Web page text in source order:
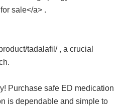
sale</a> .
tadalafil/ , a crucial
Purchase safe ED medication
is dependable and simple to